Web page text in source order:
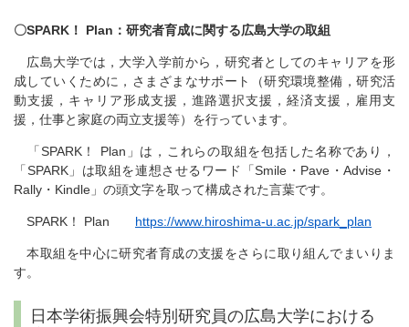
〇SPARK！ Plan：研究者育成に関する広島大学の取組
広島大学では，大学入学前から，研究者としてのキャリアを形
成していくために，さまざまなサポート（研究環境整備，研究活
動支援，キャリア形成支援，進路選択支援，経済支援，雇用支
援，仕事と家庭の両立支援等）を行っています。
「SPARK！ Plan」は，これらの取組を包括した名称であり，
「SPARK」は取組を連想させるワード「Smile・Pave・Advise・
Rally・Kindle」の頭文字を取って構成された言葉です。
SPARK！ Plan https://www.hiroshima-u.ac.jp/spark_plan
本取組を中心に研究者育成の支援をさらに取り組んでまいりま
す。
日本学術振興会特別研究員の広島大学における